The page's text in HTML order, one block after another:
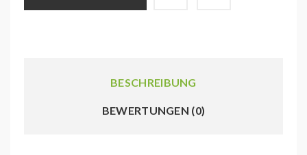
BESCHREIBUNG
BEWERTUNGEN (0)